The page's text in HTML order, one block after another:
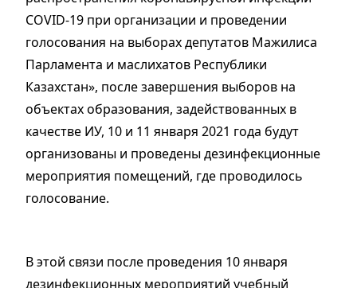
COVID-19 при организации и проведении
голосования на выборах депутатов Мажилиса
Парламента и маслихатов Республики
Казахстан», после завершения выборов на
объектах образования, задействованных в
качестве ИУ, 10 и 11 января 2021 года будут
организованы и проведены дезинфекционные
мероприятия помещений, где проводилось
голосование.
В этой связи после проведения 10 января
дезинфекционных мероприятий учебный